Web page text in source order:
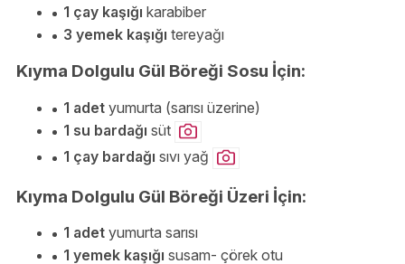
1 çay kaşığı karabiber
3 yemek kaşığı tereyağı
Kıyma Dolgulu Gül Böreği Sosu İçin:
1 adet yumurta (sarısı üzerine)
1 su bardağı süt
1 çay bardağı sıvı yağ
Kıyma Dolgulu Gül Böreği Üzeri İçin:
1 adet yumurta sarısı
1 yemek kaşığı susam- çörek otu